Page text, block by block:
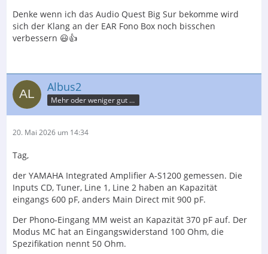
Denke wenn ich das Audio Quest Big Sur bekomme wird
sich der Klang an der EAR Fono Box noch bisschen
verbessern 😃👍
Albus2
Mehr oder weniger gut informierter Nutzer
20. Mai 2026 um 14:34
Tag,
der YAMAHA Integrated Amplifier A-S1200 gemessen. Die
Inputs CD, Tuner, Line 1, Line 2 haben an Kapazität
eingangs 600 pF, anders Main Direct mit 900 pF.
Der Phono-Eingang MM weist an Kapazität 370 pF auf. Der
Modus MC hat an Eingangswiderstand 100 Ohm, die
Spezifikation nennt 50 Ohm.